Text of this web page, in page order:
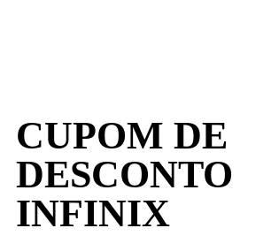
CUPOM DE
DESCONTO
INFINIX